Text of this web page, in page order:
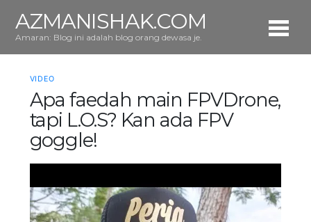
AZMANISHAK.COM
Amaran: Blog ini adalah blog orang dewasa je.
VIDEO
Apa faedah main FPVDrone,
tapi L.O.S? Kan ada FPV
goggle!